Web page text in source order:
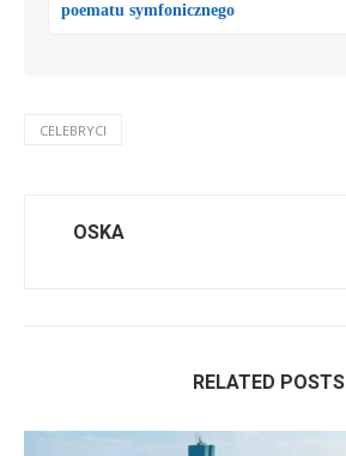
poematu symfonicznego
CELEBRYCI
OSKA
RELATED POSTS